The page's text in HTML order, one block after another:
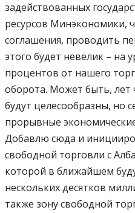
задействованных
ресурсов Минэкономики,
соглашения, проводить
этого будет невелик – на
процентов от нашего
оборота. Может быть, лет
будут целесообразны, но
прорывные
Добавлю сюда и
свободной торговли с
которой в ближайшем
нескольких десятков
также зону свободной